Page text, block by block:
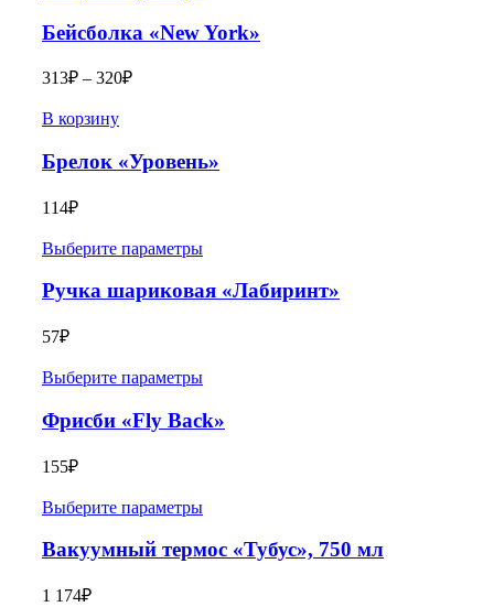
Бейсболка «New York»
313₽ – 320₽
В корзину
Брелок «Уровень»
114₽
Выберите параметры
Ручка шариковая «Лабиринт»
57₽
Выберите параметры
Фрисби «Fly Back»
155₽
Выберите параметры
Вакуумный термос «Тубус», 750 мл
1 174₽